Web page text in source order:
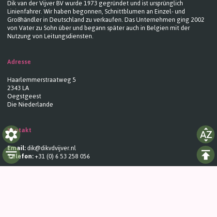
Dik van der Vijver BV wurde 1973 gegründet und ist ursprünglich
Linienfahrer. Wir haben begonnen, Schnittblumen an Einzel- und
Großhändler in Deutschland zu verkaufen. Das Unternehmen ging 2002
von Vater zu Sohn über und begann später auch in Belgien mit der
Nutzung von Leitungsdiensten.
Adresse
Haarlemmerstraatweg 5
2343 LA
Oegstgeest
Die Niederlande
Kontakt
Email:dik@dikvdvijver.nl
Telefon:+31 (0) 6 53 258 056